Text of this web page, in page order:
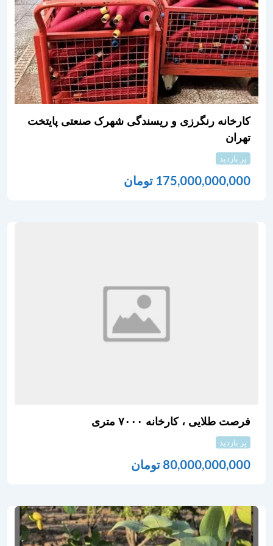
کارخانه رنگرزی و ریسندگی شهرک صنعتی پایتخت
تهران
پر بازدید
175,000,000,000 تومان
فرصت طلایی ، کارخانه ۷۰۰۰ متری
پر بازدید
80,000,000,000 تومان